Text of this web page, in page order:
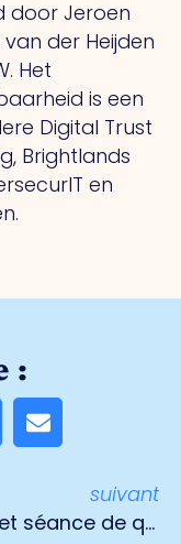
door Jeroen
der Heijden
Het
is een
Digital Trust
Brightlands
en
:
suivant
Appel et séance de questions en ligne Entrepreneurial Venlo